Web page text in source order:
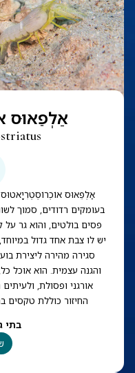
אַלְפֵאוּס
אַלְפֵאוּס
בעומקים רדודים, סמוך
פסים בולטים, והוא גר על
יש לו צבת אחד גדול
סגירה מהירה ליצירת
והגנה עצמית. הוא אוכל
אורגני ופסולת,
החיזור כוללת טקסים
בתי